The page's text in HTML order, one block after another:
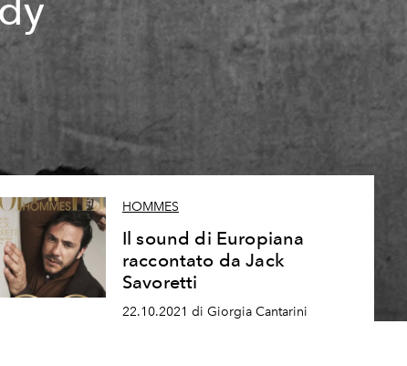
HOMMES
Il sound di Europiana
raccontato da Jack
Savoretti
22.10.2021 di Giorgia Cantarini